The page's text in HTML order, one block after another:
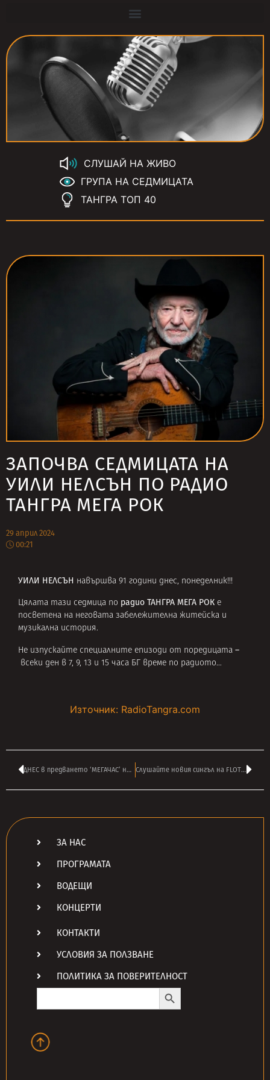
СЛУШАЙ НА ЖИВО
ГРУПА НА СЕДМИЦАТА
ТАНГРА ТОП 40
ЗАПОЧВА СЕДМИЦАТА НА
УИЛИ НЕЛСЪН ПО РАДИО
ТАНГРА МЕГА РОК
29 април 2024
00:21
УИЛИ НЕЛСЪН навършва 91 години днес, понеделник!!!
Цялата тази седмица по радио ТАНГРА МЕГА РОК е
посветена на неговата забележителна житейска и
музикална история.
Не изпускайте специалните епизоди от поредицата –
всеки ден в 7, 9, 13 и 15 часа БГ време по радиото…
Източник: RadioTangra.com
ДНЕС в предването ‘МЕГАЧАС’ на АНДРЕЙ ВЛАДОВ от Лондон в 16:00 Слушайте новия сингъл на FLOTSAM AND JETSAM – ‘I Am The Weapon’
ЗА НАС
ПРОГРАМАТА
ВОДЕЩИ
КОНЦЕРТИ
КОНТАКТИ
УСЛОВИЯ ЗА ПОЛЗВАНЕ
ПОЛИТИКА ЗА ПОВЕРИТЕЛНОСТ
Search
Search Button